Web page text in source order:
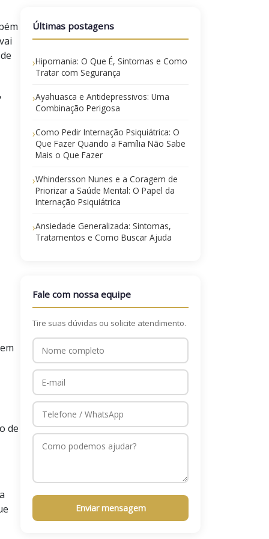
de
Últimas postagens
›Hipomania: O Que É, Sintomas e Como
Tratar com Segurança
›Ayahuasca e Antidepressivos: Uma
Combinação Perigosa
›Como Pedir Internação Psiquiátrica: O
Que Fazer Quando a Família Não Sabe
Mais o Que Fazer
›Whindersson Nunes e a Coragem de
Priorizar a Saúde Mental: O Papel da
Internação Psiquiátrica
›Ansiedade Generalizada: Sintomas,
Tratamentos e Como Buscar Ajuda
Fale com nossa equipe
Tire suas dúvidas ou solicite atendimento.
Enviar mensagem